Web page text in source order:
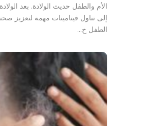
الأم والطفل حديث الولادة. بعد
إلى تناول فيتامينات مهمة لتعزيز
الطفل خ…